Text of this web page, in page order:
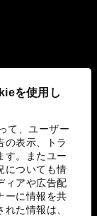
を使用し
て、ユーザー
の表示、トラ
す。またユー
についても情
ィアや広告配
ーに情報を共
た情報は、